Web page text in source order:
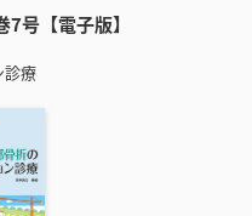
【電子版】
診療